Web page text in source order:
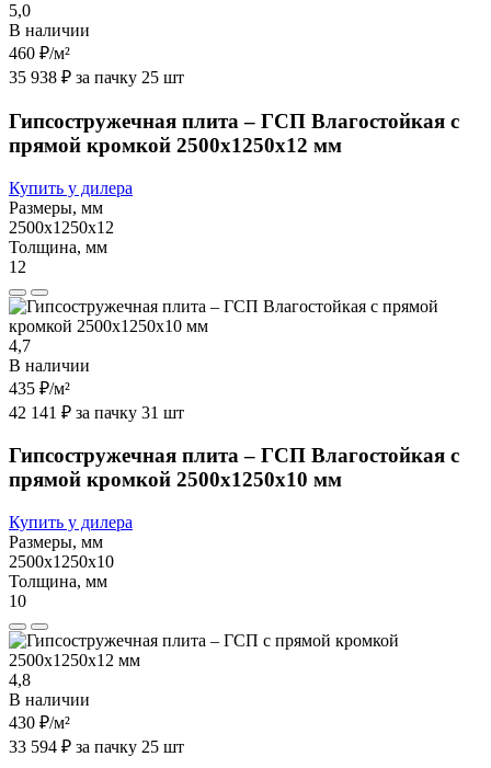
5,0
В наличии
460 ₽/м²
35 938 ₽ за пачку 25 шт
Гипсостружечная плита – ГСП Влагостойкая с
прямой кромкой 2500х1250х12 мм
Купить у дилера
Размеры, мм
2500х1250х12
Толщина, мм
12
4,7
В наличии
435 ₽/м²
42 141 ₽ за пачку 31 шт
Гипсостружечная плита – ГСП Влагостойкая с
прямой кромкой 2500х1250х10 мм
Купить у дилера
Размеры, мм
2500х1250х10
Толщина, мм
10
4,8
В наличии
430 ₽/м²
33 594 ₽ за пачку 25 шт